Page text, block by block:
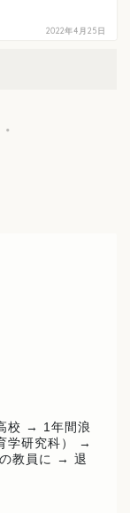
2022年4月25日
校 → 1年間浪
学研究科） →
教員に → 退